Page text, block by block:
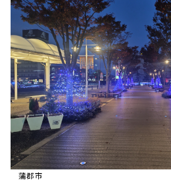
蒲郡市